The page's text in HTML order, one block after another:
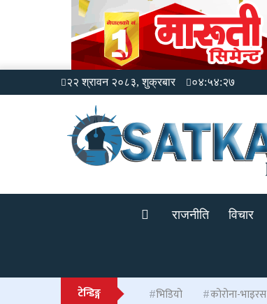
२२ श्रावन २०८३, शुक्रबार ०४:५४:२८
राजनीति विचार
टेन्डिङ्ग भिडियो कोरोना-भाइरस